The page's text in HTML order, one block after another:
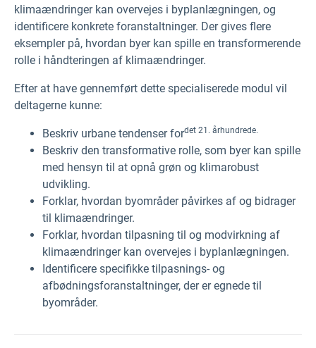
klimaændringer kan overvejes i byplanlægningen, og
identificere konkrete foranstaltninger. Der gives flere
eksempler på, hvordan byer kan spille en transformerende
rolle i håndteringen af klimaændringer.
Efter at have gennemført dette specialiserede modul vil
deltagerne kunne:
Beskriv urbane tendenser fordet 21. århundrede.
Beskriv den transformative rolle, som byer kan spille
med hensyn til at opnå grøn og klimarobust
udvikling.
Forklar, hvordan byområder påvirkes af og bidrager
til klimaændringer.
Forklar, hvordan tilpasning til og modvirkning af
klimaændringer kan overvejes i byplanlægningen.
Identificere specifikke tilpasnings- og
afbødningsforanstaltninger, der er egnede til
byområder.